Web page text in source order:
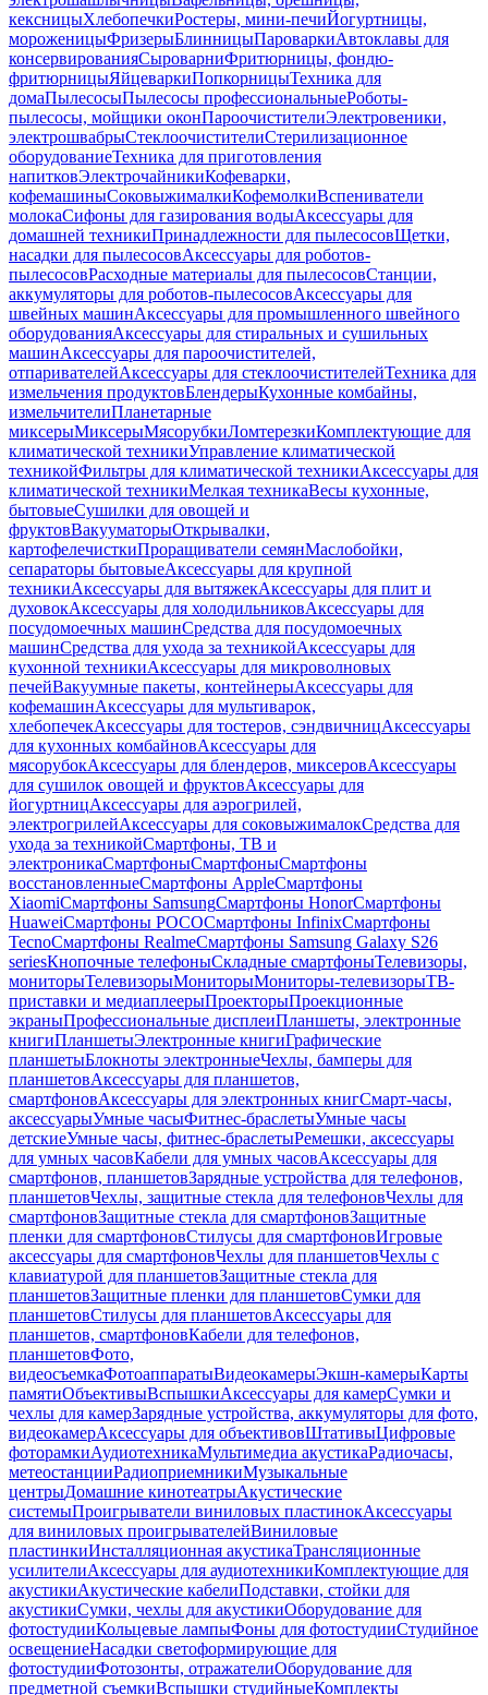
кексницыХлебопечкиРостеры, мини-печиЙогуртницы,
мороженицыФризерыБлинницыПароваркиАвтоклавы для
консервированияСыроварниФритюрницы, фондю-
фритюрницыЯйцеваркиПопкорницыТехника для
домаПылесосыПылесосы профессиональныеРоботы-
пылесосы, мойщики оконПароочистителиЭлектровеники,
электрошвабрыСтеклоочистителиСтерилизационное
оборудованиеТехника для приготовления
напитковЭлектрочайникиКофеварки,
кофемашиныСоковыжималкиКофемолкиВспениватели
молокаСифоны для газирования водыАксессуары для
домашней техникиПринадлежности для пылесосовЩетки,
насадки для пылесосовАксессуары для роботов-
пылесосовРасходные материалы для пылесосовСтанции,
аккумуляторы для роботов-пылесосовАксессуары для
швейных машинАксессуары для промышленного швейного
оборудованияАксессуары для стиральных и сушильных
машинАксессуары для пароочистителей,
отпаривателейАксессуары для стеклоочистителейТехника для
измельчения продуктовБлендерыКухонные комбайны,
измельчителиПланетарные
миксерыМиксерыМясорубкиЛомтерезкиКомплектующие для
климатической техникиУправление климатической
техникойФильтры для климатической техникиАксессуары для
климатической техникиМелкая техникаВесы кухонные,
бытовыеСушилки для овощей и
фруктовВакууматорыОткрывалки,
картофелечисткиПроращиватели семянМаслобойки,
сепараторы бытовыеАксессуары для крупной
техникиАксессуары для вытяжекАксессуары для плит и
духовокАксессуары для холодильниковАксессуары для
посудомоечных машинСредства для посудомоечных
машинСредства для ухода за техникойАксессуары для
кухонной техникиАксессуары для микроволновых
печейВакуумные пакеты, контейнерыАксессуары для
кофемашинАксессуары для мультиварок,
хлебопечекАксессуары для тостеров, сэндвичницАксессуары
для кухонных комбайновАксессуары для
мясорубокАксессуары для блендеров, миксеровАксессуары
для сушилок овощей и фруктовАксессуары для
йогуртницАксессуары для аэрогрилей,
электрогрилейАксессуары для соковыжималокСредства для
ухода за техникойСмартфоны, ТВ и
электроникаСмартфоныСмартфоныСмартфоны
восстановленныеСмартфоны AppleСмартфоны
XiaomiСмартфоны SamsungСмартфоны HonorСмартфоны
HuaweiСмартфоны POCOСмартфоны InfinixСмартфоны
TecnoСмартфоны RealmeСмартфоны Samsung Galaxy S26
seriesКнопочные телефоныСкладные смартфоныТелевизоры,
мониторыТелевизорыМониторыМониторы-телевизорыТВ-
приставки и медиаплеерыПроекторыПроекционные
экраныПрофессиональные дисплеиПланшеты, электронные
книгиПланшетыЭлектронные книгиГрафические
планшетыБлокноты электронныеЧехлы, бамперы для
планшетовАксессуары для планшетов,
смартфоновАксессуары для электронных книгСмарт-часы,
аксессуарыУмные часыФитнес-браслетыУмные часы
детскиеУмные часы, фитнес-браслетыРемешки, аксессуары
для умных часовКабели для умных часовАксессуары для
смартфонов, планшетовЗарядные устройства для телефонов,
планшетовЧехлы, защитные стекла для телефоновЧехлы для
смартфоновЗащитные стекла для смартфоновЗащитные
пленки для смартфоновСтилусы для смартфоновИгровые
аксессуары для смартфоновЧехлы для планшетовЧехлы с
клавиатурой для планшетовЗащитные стекла для
планшетовЗащитные пленки для планшетовСумки для
планшетовСтилусы для планшетовАксессуары для
планшетов, смартфоновКабели для телефонов,
планшетовФото,
видеосъемкаФотоаппаратыВидеокамерыЭкшн-камерыКарты
памятиОбъективыВспышкиАксессуары для камерСумки и
чехлы для камерЗарядные устройства, аккумуляторы для фото,
видеокамерАксессуары для объективовШтативыЦифровые
фоторамкиАудиотехникаМультимедиа акустикаРадиочасы,
метеостанцииРадиоприемникиМузыкальные
центрыДомашние кинотеатрыАкустические
системыПроигрыватели виниловых пластинокАксессуары
для виниловых проигрывателейВиниловые
пластинкиИнсталляционная акустикаТрансляционные
усилителиАксессуары для аудиотехникиКомплектующие для
акустикиАкустические кабелиПодставки, стойки для
акустикиСумки, чехлы для акустикиОборудование для
фотостудииКольцевые лампыФоны для фотостудииСтудийное
освещениеНасадки светоформирующие для
фотостудииФотозонты, отражателиОборудование для
предметной съемкиВспышки студийныеКомплекты